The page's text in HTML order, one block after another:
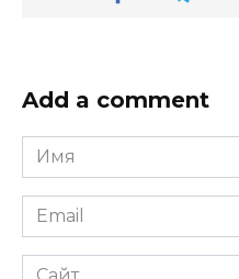
Add a comment
Имя
*
Email
*
Сайт